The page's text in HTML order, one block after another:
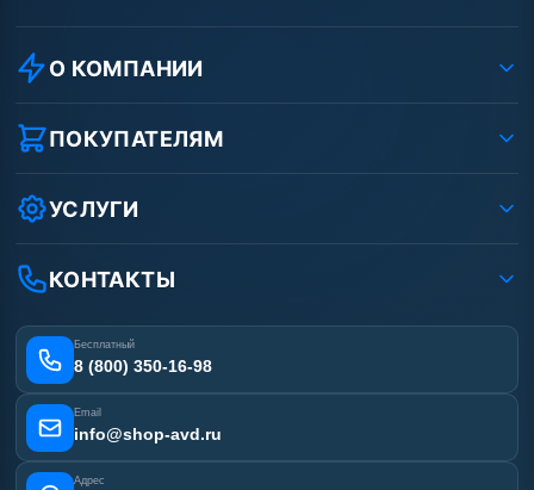
О КОМПАНИИ
О компании
Реквизиты ООО «Шоп АВД»
Условия соглашения
Вакансии
Статьи
ПОКУПАТЕЛЯМ
Как заказать?
Оплата
Лизинг
Получить скидку
УСЛУГИ
Услуги
Аренда АВД
Сертификаты
Наши работы
Карта сайта
КОНТАКТЫ
Бесплатный
8 (800) 350-16-98
Email
info@shop-avd.ru
Адрес